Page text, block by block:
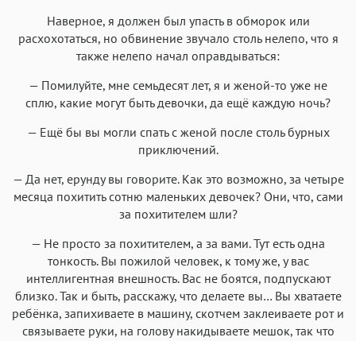
Наверное, я должен был упасть в обморок или
расхохотаться, но обвинение звучало столь нелепо, что я
также нелепо начал оправдываться:
— Помилуйте, мне семьдесят лет, я и женой-то уже не
сплю, какие могут быть девочки, да ещё каждую ночь?
— Ещё бы вы могли спать с женой после столь бурных
приключений.
— Да нет, ерунду вы говорите. Как это возможно, за четыре
месяца похитить сотню маленьких девочек? Они, что, сами
за похитителем шли?
— Не просто за похитителем, а за вами. Тут есть одна
тонкость. Вы пожилой человек, к тому же, у вас
интеллигентная внешность. Вас не боятся, подпускают
близко. Так и быть, расскажу, что делаете вы… Вы хватаете
ребёнка, запихиваете в машину, скотчем заклеиваете рот и
связываете руки, на голову накидываете мешок, так что